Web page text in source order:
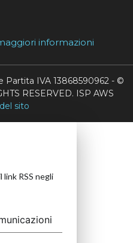
informazioni
Partita IVA 13868590962 - ©
RESERVED. ISP AWS
sito
RSS negli